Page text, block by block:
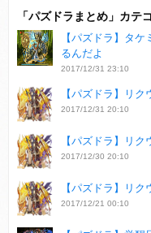
「パズドラまとめ」カテ
【パズドラ】タ
るんだよ
2017/12/31 23:10
【パズドラ】リ
2017/12/31 20:10
【パズドラ】リク
2017/12/30 20:10
【パズドラ】リ
2017/12/21 00:10